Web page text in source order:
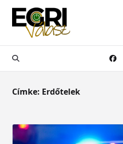
Skip
content
Címke: Erdőtelek